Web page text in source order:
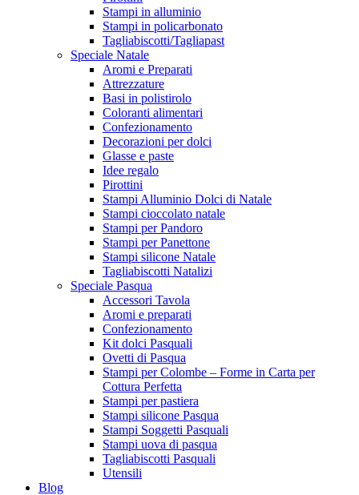
Stampi in alluminio
Stampi in policarbonato
Tagliabiscotti/Tagliapast
Speciale Natale
Aromi e Preparati
Attrezzature
Basi in polistirolo
Coloranti alimentari
Confezionamento
Decorazioni per dolci
Glasse e paste
Idee regalo
Pirottini
Stampi Alluminio Dolci di Natale
Stampi cioccolato natale
Stampi per Pandoro
Stampi per Panettone
Stampi silicone Natale
Tagliabiscotti Natalizi
Speciale Pasqua
Accessori Tavola
Aromi e preparati
Confezionamento
Kit dolci Pasquali
Ovetti di Pasqua
Stampi per Colombe – Forme in Carta per
Cottura Perfetta
Stampi per pastiera
Stampi silicone Pasqua
Stampi Soggetti Pasquali
Stampi uova di pasqua
Tagliabiscotti Pasquali
Utensili
Blog